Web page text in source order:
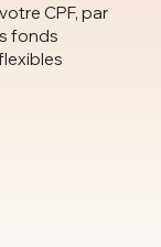
CPF, par
fonds